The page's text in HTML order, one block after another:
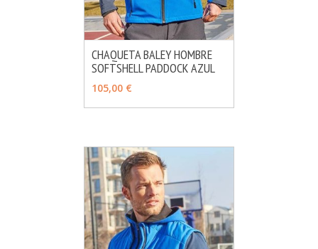
AÑADIR MÁS INFO
CHAQUETA BALEY HOMBRE
SOFTSHELL PADDOCK AZUL
105,00 €